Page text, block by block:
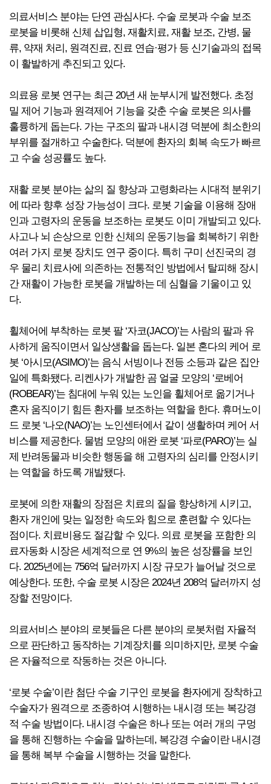
의료서비스 분야는 단연 관심사다. 수술 로봇과 수술 보조
로봇을 비롯해 신체 삽입형, 재활치료, 재활 보조, 간병, 물
류, 약재 처리, 원격진료, 진료 연습·평가 등 신기술과의 접목
이 활발하게 추진되고 있다.
의료용 로봇 연구는 최근 20년 새 눈부시게 발전했다. 초정
밀 제어 기능과 원격제어 기능을 갖춘 수술 로봇은 의사를
훌륭하게 돕는다. 가는 구조의 팔과 내시경 덕분에 최소한의
부위를 절개하고 수술한다. 덕분에 환자의 회복 속도가 빠르
고 수술 성공률도 높다.
재활 로봇 분야는 삶의 질 향상과 고령화라는 시대적 분위기
에 따라 향후 성장 가능성이 크다. 로봇 기술을 이용해 장애
인과 고령자의 운동을 보조하는 로봇도 이미 개발되고 있다.
사고나 뇌 손상으로 인한 신체의 운동기능을 회복하기 위한
여러 가지 로봇 장치도 연구 중이다. 특히 구미 선진국의 경
우 물리 치료사에 의존하는 전통적인 방법에서 탈피해 장시
간 재활이 가능한 로봇을 개발하는 데 심혈을 기울이고 있
다.
휠체어에 부착하는 로봇 팔 ‘자코(JACO)’는 사람의 팔과 유
사하게 움직이면서 일상생활을 돕는다. 일본 혼다의 케어 로
봇 ‘아시모(ASIMO)’는 음식 서빙이나 전등 소등과 같은 집안
일에 특화됐다. 리켄사가 개발한 곰 얼굴 모양의 ‘로베어
(ROBEAR)’는 침대에 누워 있는 노인을 휠체어로 옮기거나
혼자 움직이기 힘든 환자를 보조하는 역할을 한다. 휴머노이
드 로봇 ‘나오(NAO)’는 노인센터에서 같이 생활하며 케어 서
비스를 제공한다. 물범 모양의 애완 로봇 ‘파로(PARO)’는 실
제 반려동물과 비슷한 행동을 해 고령자의 심리를 안정시키
는 역할을 하도록 개발됐다.
로봇에 의한 재활의 장점은 치료의 질을 향상하게 시키고,
환자 개인에 맞는 일정한 속도와 힘으로 훈련할 수 있다는
점이다. 치료비용도 절감할 수 있다. 의료 로봇을 포함한 의
료자동화 시장은 세계적으로 연 9%의 높은 성장률을 보인
다. 2025년에는 756억 달러까지 시장 규모가 늘어날 것으로
예상한다. 또한, 수술 로봇 시장은 2024년 208억 달러까지 성
장할 전망이다.
의료서비스 분야의 로봇들은 다른 분야의 로봇처럼 자율적
으로 판단하고 동작하는 기계장치를 의미하지만, 로봇 수술
은 자율적으로 작동하는 것은 아니다.
‘로봇 수술’이란 첨단 수술 기구인 로봇을 환자에게 장착하고
수술자가 원격으로 조종하여 시행하는 내시경 또는 복강경
적 수술 방법이다. 내시경 수술은 하나 또는 여러 개의 구멍
을 통해 진행하는 수술을 말하는데, 복강경 수술이란 내시경
을 통해 복부 수술을 시행하는 것을 말한다.